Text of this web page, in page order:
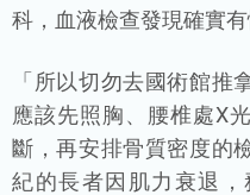
科，血液檢查發現確實有
「所以切勿去國術館推
應該先照胸、腰椎處X
斷，再安排骨質密度的
紀的長者因肌力衰退